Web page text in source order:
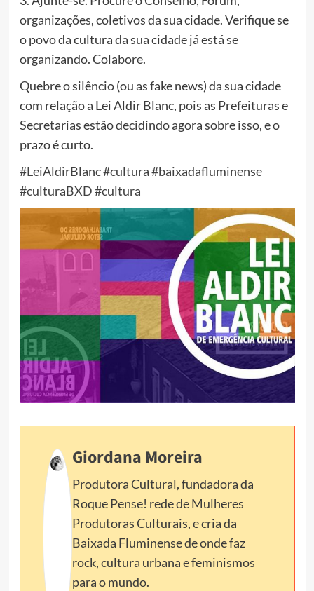
organizações, coletivos da sua cidade. Verifique se
o povo da cultura da sua cidade já está se
organizando. Colabore.
Quebre o silêncio (ou as fake news) da sua cidade
com relação a Lei Aldir Blanc, pois as Prefeituras e
Secretarias estão decidindo agora sobre isso, e o
prazo é curto.
#LeiAldirBlanc#cultura#baixadafluminense
#culturaBXD#cultura
Giordana Moreira
Produtora Cultural, fundadora da
Roque Pense! rede de Mulheres
Produtoras Culturais, e cria da
Baixada Fluminense de onde faz
rock, cultura urbana e feminismos
para o mundo.